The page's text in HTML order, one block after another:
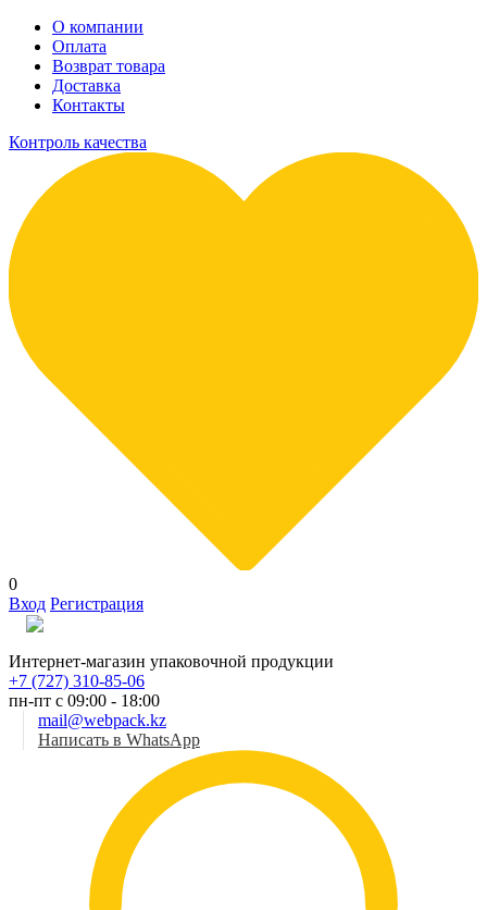
О компании
Оплата
Возврат товара
Доставка
Контакты
Контроль качества
0
Вход Регистрация
Интернет-магазин упаковочной продукции
+7 (727) 310-85-06
пн-пт с 09:00 - 18:00
mail@webpack.kz
Написать в WhatsApp